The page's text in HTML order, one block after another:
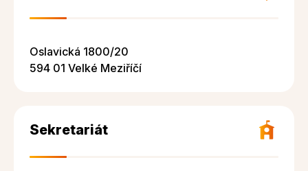
Oslavická 1800/20
594 01 Velké Meziříčí
Sekretariát